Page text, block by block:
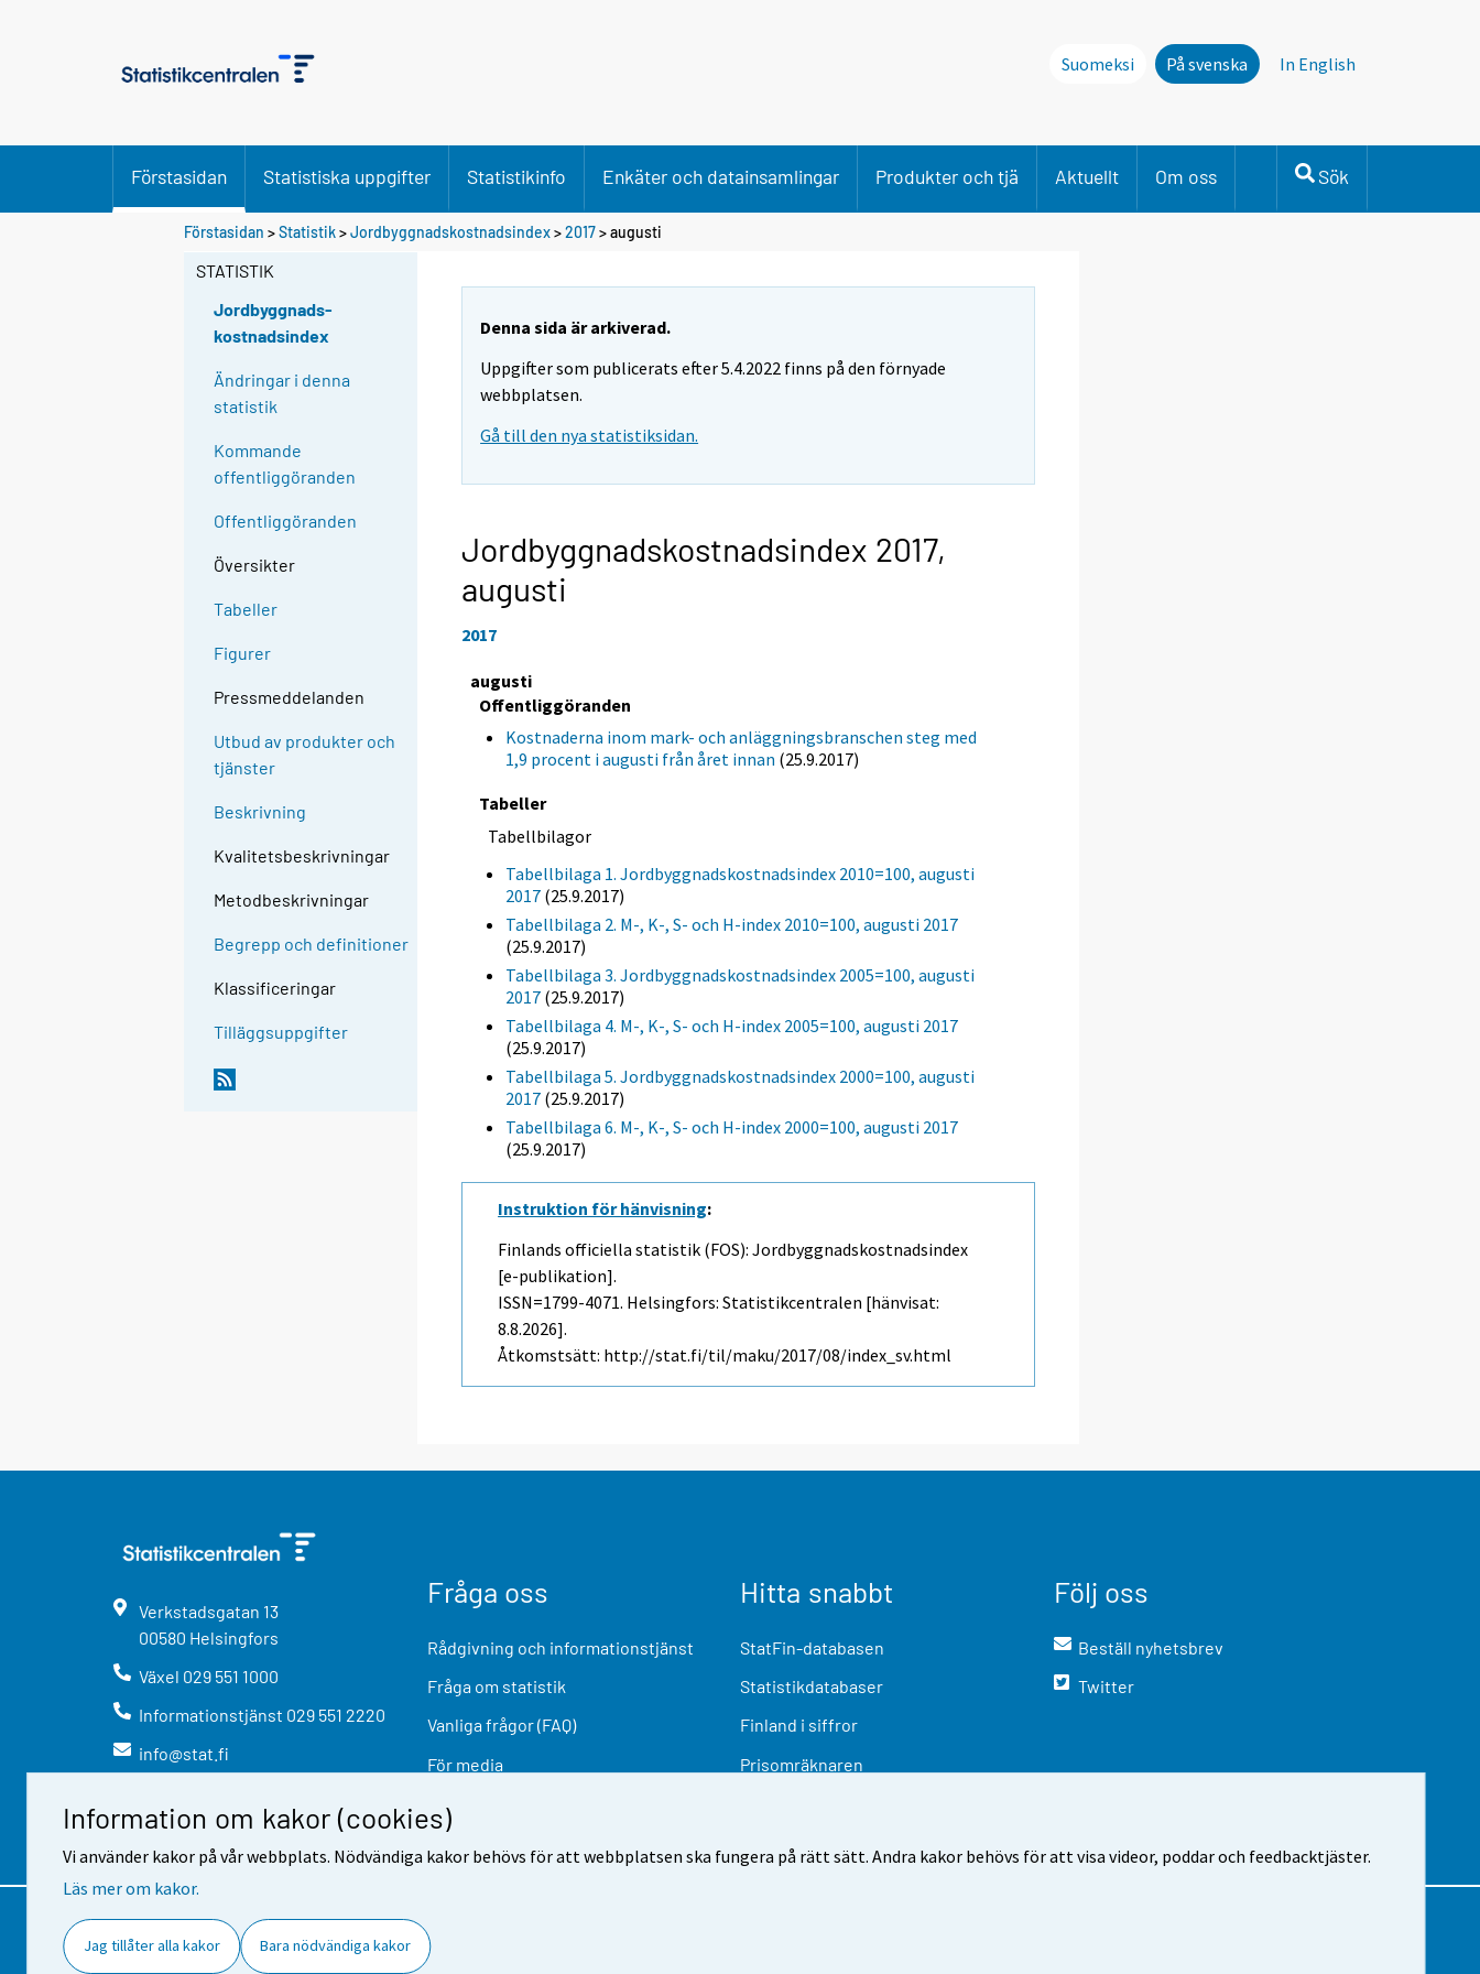
Information om kakor (cookies)
Vi använder kakor på vår webbplats. Nödvändiga kakor behövs för att webbplatsen ska fungera på rätt sätt. Andra kakor behövs för att visa videor, poddar och feedbacktjäster.
Läs mer om kakor.
Jag tillåter alla kakor Bara nödvändiga kakor
Suomeksi På svenska In English
Förstasidan Statistiska uppgifter Statistikinfo Enkäter och datainsamlingar Produkter och tjä Aktuellt Om oss Sök
Förstasidan >Statistik>Jordbyggnadskostnadsindex>2017>augusti
STATISTIK
Jordbyggnads-
kostnadsindex
Ändringar i denna
statistik
Kommande
offentliggöranden
Offentliggöranden
Översikter
Tabeller
Figurer
Pressmeddelanden
Utbud av produkter och
tjänster
Beskrivning
Kvalitetsbeskrivningar
Metodbeskrivningar
Begrepp och definitioner
Klassificeringar
Tilläggsuppgifter
Denna sida är arkiverad.
Uppgifter som publicerats efter 5.4.2022 finns på den förnyade
webbplatsen.
Gå till den nya statistiksidan.
Jordbyggnadskostnadsindex 2017,
augusti
2017
augusti
Offentliggöranden
Kostnaderna inom mark- och anläggningsbranschen steg med
1,9 procent i augusti från året innan (25.9.2017)
Tabeller
Tabellbilagor
Tabellbilaga 1. Jordbyggnadskostnadsindex 2010=100, augusti
2017 (25.9.2017)
Tabellbilaga 2. M-, K-, S- och H-index 2010=100, augusti 2017
(25.9.2017)
Tabellbilaga 3. Jordbyggnadskostnadsindex 2005=100, augusti
2017 (25.9.2017)
Tabellbilaga 4. M-, K-, S- och H-index 2005=100, augusti 2017
(25.9.2017)
Tabellbilaga 5. Jordbyggnadskostnadsindex 2000=100, augusti
2017 (25.9.2017)
Tabellbilaga 6. M-, K-, S- och H-index 2000=100, augusti 2017
(25.9.2017)
Instruktion för hänvisning:
Finlands officiella statistik (FOS): Jordbyggnadskostnadsindex
[e-publikation].
ISSN=1799-4071. Helsingfors: Statistikcentralen [hänvisat:
8.8.2026].
Åtkomstsätt: http://stat.fi/til/maku/2017/08/index_sv.html
Verkstadsgatan 13
00580 Helsingfors
Växel 029 551 1000
Informationstjänst 029 551 2220
info@stat.fi
Fråga oss
Rådgivning och informationstjänst
Fråga om statistik
Vanliga frågor (FAQ)
För media
Hitta snabbt
StatFin-databasen
Statistikdatabaser
Finland i siffror
Prisomräknaren
Följ oss
Beställ nyhetsbrev
Twitter
Kontaktinformation Respons